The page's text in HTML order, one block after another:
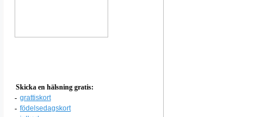
Skicka en hälsning gratis:
- grattiskort
- födelsedagskort